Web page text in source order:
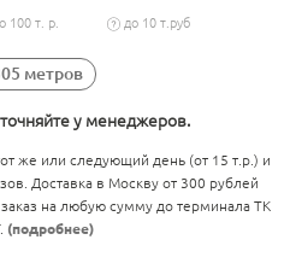
100 т. р. до 10 т.руб
метров
у менеджеров.
же или следующий день (от 15 т.р.) и
Доставка в Москву от 300 рублей
на любую сумму до терминала ТК
(подробнее)